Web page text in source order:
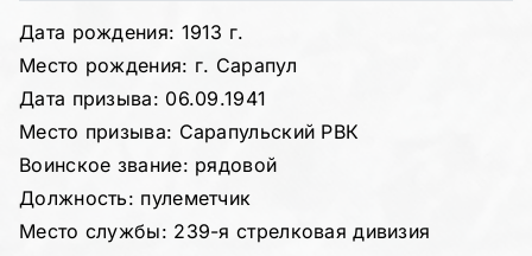
Дата рождения: 1913 г.
Место рождения: г. Сарапул
Дата призыва: 06.09.1941
Место призыва: Сарапульский РВК
Воинское звание: рядовой
Должность: пулеметчик
Место службы: 239-я стрелковая дивизия